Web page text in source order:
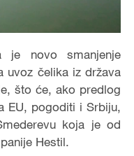
je novo smanjenje
uvoz čelika iz država
što će, ako predlog
EU, pogoditi i Srbiju,
koja je od
Hestil.